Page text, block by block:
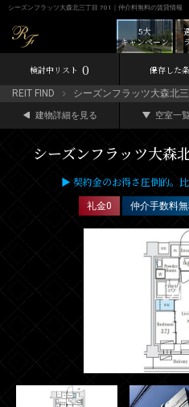
シーズンフラッツ大森北三丁目 701｜仲介料無料の賃貸情報
5大
キャンペーン
検討中リスト 0 保存した
REIT FIND シーズンフラッツ大森北三
建物詳細を見る 空室一
シーズンフラッツ大森
▶ 契約金のお得さ圧倒的。
礼金0 仲介手数料